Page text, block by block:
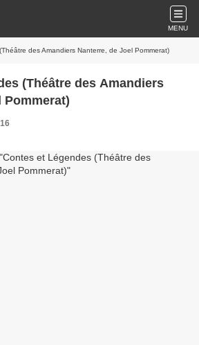
MENU
des Amandiers Nanterre, de Joel Pommerat)
(Théâtre des Amandiers
Pommerat)